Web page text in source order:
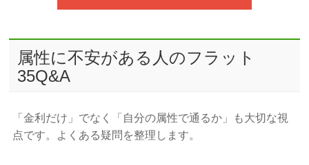
属性に不安がある人のフラット
35Q&A
「金利だけ」でなく「自分の属性で通るか」も大切な視
点です。よくある疑問を整理します。